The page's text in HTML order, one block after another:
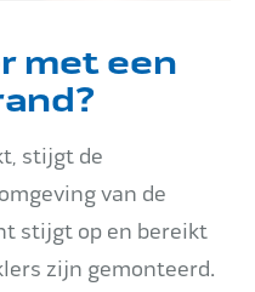
met een
stijgt de
van de
stijgt op en bereikt
zijn gemonteerd.